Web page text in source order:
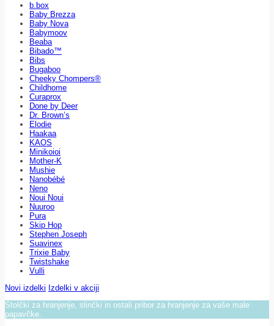
b.box
Baby Brezza
Baby Nova
Babymoov
Beaba
Bibado™
Bibs
Bugaboo
Cheeky Chompers®
Childhome
Curaprox
Done by Deer
Dr. Brown’s
Elodie
Haakaa
KAOS
Minikoioi
Mother-K
Mushie
Nanobébé
Neno
Noui Noui
Nuuroo
Pura
Skip Hop
Stephen Joseph
Suavinex
Trixie Baby
Twistshake
Vulli
Novi izdelki Izdelki v akciji
Stolčki za hranjenje, slinčki in ostali pribor za hranjenje za vaše male
papavčke.